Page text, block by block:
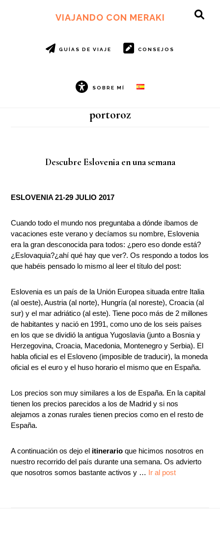
VIAJANDO CON MERAKI
GUÍAS DE VIAJE CONSEJOS
SOBRE MÍ
portoroz
Descubre Eslovenia en una semana
ESLOVENIA 21-29 JULIO 2017
Cuando todo el mundo nos preguntaba a dónde íbamos de
vacaciones este verano y decíamos su nombre, Eslovenia
era la gran desconocida para todos: ¿pero eso donde está?
¿Eslovaquia?¿ahí qué hay que ver?. Os respondo a todos los
que habéis pensado lo mismo al leer el título del post:
Eslovenia es un país de la Unión Europea situada entre Italia
(al oeste), Austria (al norte), Hungría (al noreste), Croacia (al
sur) y el mar adriático (al este). Tiene poco más de 2 millones
de habitantes y nació en 1991, como uno de los seis países
en los que se dividió la antigua Yugoslavia (junto a Bosnia y
Herzegovina, Croacia, Macedonia, Montenegro y Serbia). El
habla oficial es el Esloveno (imposible de traducir), la moneda
oficial es el euro y el huso horario el mismo que en España.
Los precios son muy similares a los de España. En la capital
tienen los precios parecidos a los de Madrid y si nos
alejamos a zonas rurales tienen precios como en el resto de
España.
A continuación os dejo el itinerario que hicimos nosotros en
nuestro recorrido del país durante una semana. Os advierto
que nosotros somos bastante activos y … Ir al post